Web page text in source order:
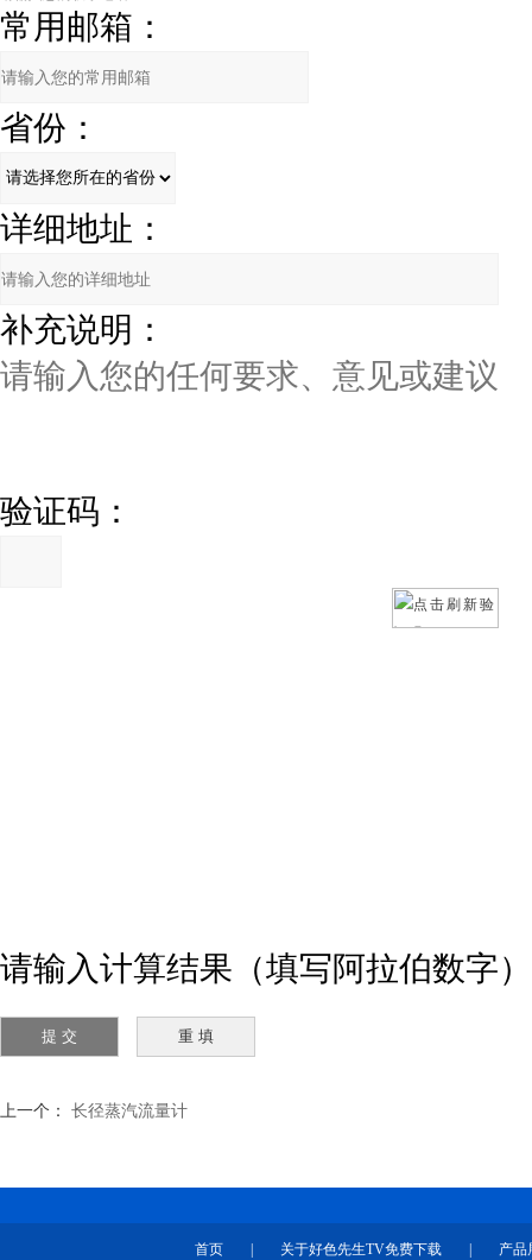
常用邮箱：
省份：
详细地址：
补充说明：
验证码：
请输入计算结果（填写阿拉伯数字
上一个： 长径蒸汽流量计
首页 关于好色先生TV免费下载 产品